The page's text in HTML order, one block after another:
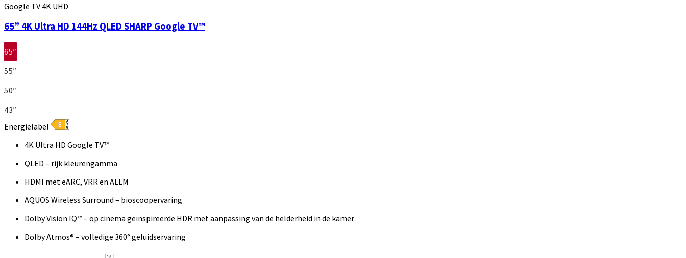
Google TV 4K UHD
65” 4K Ultra HD 144Hz QLED SHARP Google TV™
65″
55″
50″
43″
Energielabel
4K Ultra HD Google TV™
QLED – rijk kleurengamma
HDMI met eARC, VRR en ALLM
AQUOS Wireless Surround – bioscoopervaring
Dolby Vision IQ™ – op cinema geïnspireerde HDR met aanpassing van de helderheid in de kamer
Dolby Atmos® – volledige 360° geluidservaring